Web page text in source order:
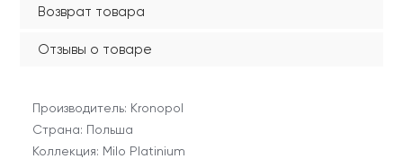
Возврат товара
Отзывы о товаре
Производитель: Kronopol
Страна: Польша
Коллекция: Milo Platinium